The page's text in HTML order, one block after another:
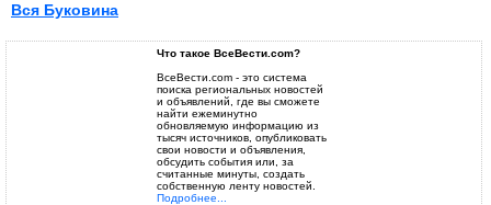
Вся Буковина
Что такое ВсеВести.com?
ВсеВести.com - это система
поиска региональных новостей
и объявлений, где вы сможете
найти ежеминутно
обновляемую информацию из
тысяч источников, опубликовать
свои новости и объявления,
обсудить события или, за
считанные минуты, создать
собственную ленту новостей.
Подробнее...